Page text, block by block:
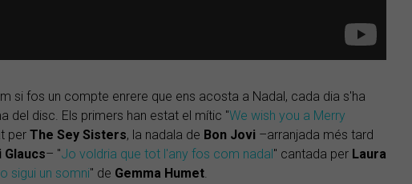
si fos un compte enrere que ens acosta a Nadal, cada dia s'ha
del disc. Els primers han estat el mític "We wish you a Merry
per The Sey Sisters, la nadala de Bon Jovi –arranjada més tard
– "Jo voldria que tot l'any fos com nadal" cantada per Laura
sigui un somni" de Gemma Humet